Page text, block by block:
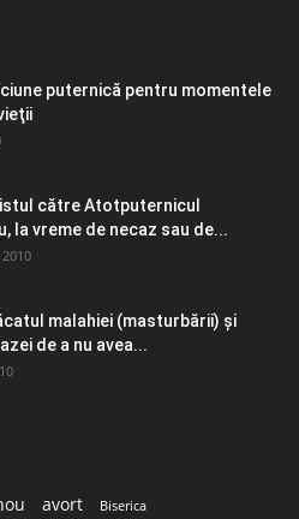
puternică pentru momentele
către Atotputernicul
la vreme de necaz sau de...
malahiei (masturbării) şi
de a nu avea...
avort Biserica